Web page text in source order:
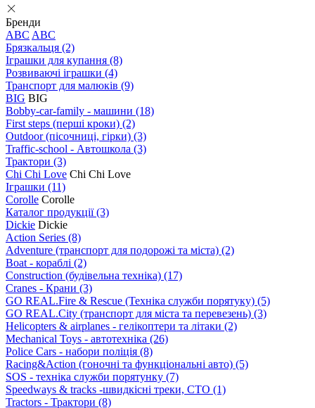
Бренди
ABC ABC
Брязкальця (2)
Іграшки для купання (8)
Розвиваючі іграшки (4)
Транспорт для малюків (9)
BIG BIG
Bobby-car-family - машини (18)
First steps (перші кроки) (2)
Outdoor (пісочниці, гірки) (3)
Traffic-school - Автошкола (3)
Трактори (3)
Chi Chi Love Chi Chi Love
Іграшки (11)
Corolle Corolle
Каталог продукції(3)
Dickie Dickie
Action Series (8)
Adventure (транспорт для подорожі та міста) (2)
Boat - кораблі (2)
Construction (будівельна техніка) (17)
Cranes - Крани (3)
GO REAL.Fire & Rescue (Техніка служби порятуку) (5)
GO REAL.City (транспорт для міста та перевезень) (3)
Helicopters & airplanes - гелікоптери та літаки (2)
Mechanical Toys - автотехніка (26)
Police Cars - набори поліція (8)
Racing&Action (гоночні та функціональні авто) (5)
SOS - техніка служби порятунку (7)
Speedways & tracks -швидкісні треки, СТО (1)
Tractors - Трактори (8)